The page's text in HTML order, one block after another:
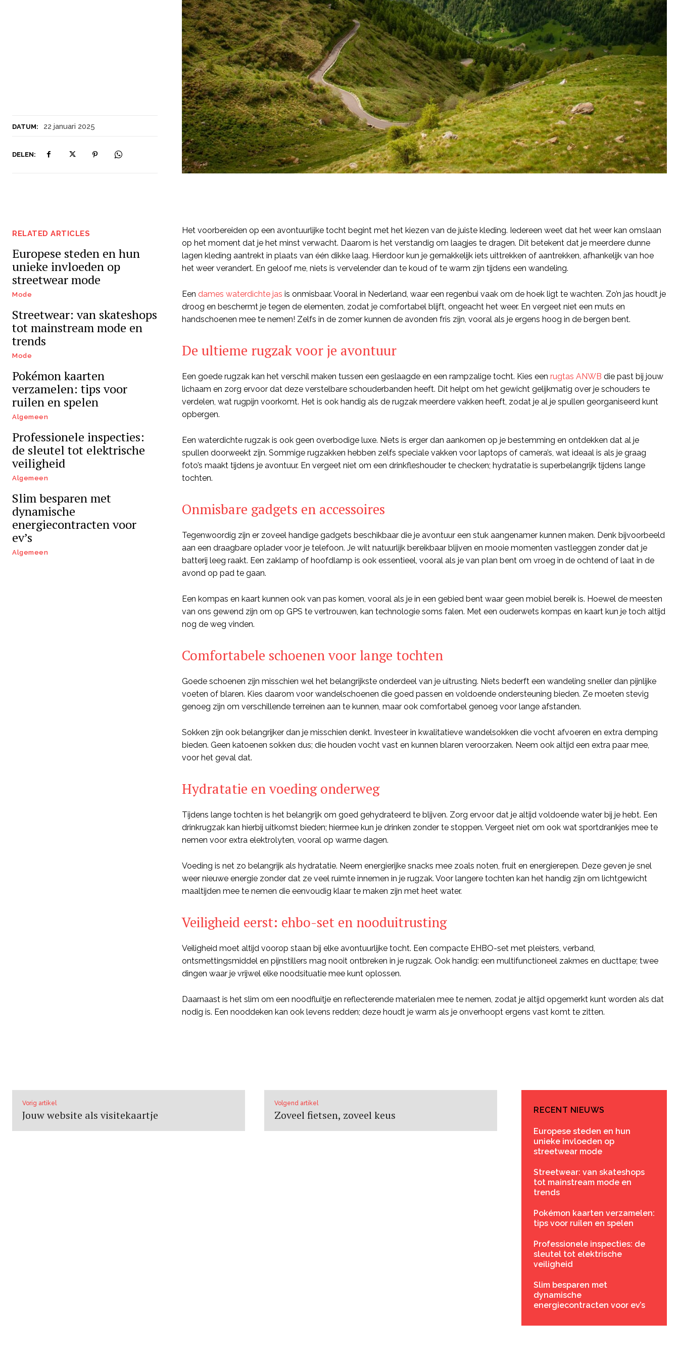
DATUM: 22 januari 2025
DELEN:
RELATED ARTICLES
Europese steden en hun
unieke invloeden op
streetwear mode
Mode
Streetwear: van skateshops
tot mainstream mode en
trends
Mode
Pokémon kaarten
verzamelen: tips voor
ruilen en spelen
Algemeen
Professionele inspecties:
de sleutel tot elektrische
veiligheid
Algemeen
Slim besparen met
dynamische
energiecontracten voor
ev’s
Algemeen
Het voorbereiden op een avontuurlijke tocht begint met het kiezen van de juiste kleding. Iedereen weet dat het weer kan omslaan
op het moment dat je het minst verwacht. Daarom is het verstandig om laagjes te dragen. Dit betekent dat je meerdere dunne
lagen kleding aantrekt in plaats van één dikke laag. Hierdoor kun je gemakkelijk iets uittrekken of aantrekken, afhankelijk van hoe
het weer verandert. En geloof me, niets is vervelender dan te koud of te warm zijn tijdens een wandeling.
Een dames waterdichte jas is onmisbaar. Vooral in Nederland, waar een regenbui vaak om de hoek ligt te wachten. Zo’n jas houdt je
droog en beschermt je tegen de elementen, zodat je comfortabel blijft, ongeacht het weer. En vergeet niet een muts en
handschoenen mee te nemen! Zelfs in de zomer kunnen de avonden fris zijn, vooral als je ergens hoog in de bergen bent.
De ultieme rugzak voor je avontuur
Een goede rugzak kan het verschil maken tussen een geslaagde en een rampzalige tocht. Kies een rugtas ANWB die past bij jouw
lichaam en zorg ervoor dat deze verstelbare schouderbanden heeft. Dit helpt om het gewicht gelijkmatig over je schouders te
verdelen, wat rugpijn voorkomt. Het is ook handig als de rugzak meerdere vakken heeft, zodat je al je spullen georganiseerd kunt
opbergen.
Een waterdichte rugzak is ook geen overbodige luxe. Niets is erger dan aankomen op je bestemming en ontdekken dat al je
spullen doorweekt zijn. Sommige rugzakken hebben zelfs speciale vakken voor laptops of camera’s, wat ideaal is als je graag
foto’s maakt tijdens je avontuur. En vergeet niet om een drinkfleshouder te checken; hydratatie is superbelangrijk tijdens lange
tochten.
Onmisbare gadgets en accessoires
Tegenwoordig zijn er zoveel handige gadgets beschikbaar die je avontuur een stuk aangenamer kunnen maken. Denk bijvoorbeeld
aan een draagbare oplader voor je telefoon. Je wilt natuurlijk bereikbaar blijven en mooie momenten vastleggen zonder dat je
batterij leeg raakt. Een zaklamp of hoofdlamp is ook essentieel, vooral als je van plan bent om vroeg in de ochtend of laat in de
avond op pad te gaan.
Een kompas en kaart kunnen ook van pas komen, vooral als je in een gebied bent waar geen mobiel bereik is. Hoewel de meesten
van ons gewend zijn om op GPS te vertrouwen, kan technologie soms falen. Met een ouderwets kompas en kaart kun je toch altijd
nog de weg vinden.
Comfortabele schoenen voor lange tochten
Goede schoenen zijn misschien wel het belangrijkste onderdeel van je uitrusting. Niets bederft een wandeling sneller dan pijnlijke
voeten of blaren. Kies daarom voor wandelschoenen die goed passen en voldoende ondersteuning bieden. Ze moeten stevig
genoeg zijn om verschillende terreinen aan te kunnen, maar ook comfortabel genoeg voor lange afstanden.
Sokken zijn ook belangrijker dan je misschien denkt. Investeer in kwalitatieve wandelsokken die vocht afvoeren en extra demping
bieden. Geen katoenen sokken dus; die houden vocht vast en kunnen blaren veroorzaken. Neem ook altijd een extra paar mee,
voor het geval dat.
Hydratatie en voeding onderweg
Tijdens lange tochten is het belangrijk om goed gehydrateerd te blijven. Zorg ervoor dat je altijd voldoende water bij je hebt. Een
drinkrugzak kan hierbij uitkomst bieden; hiermee kun je drinken zonder te stoppen. Vergeet niet om ook wat sportdrankjes mee te
nemen voor extra elektrolyten, vooral op warme dagen.
Voeding is net zo belangrijk als hydratatie. Neem energierijke snacks mee zoals noten, fruit en energierepen. Deze geven je snel
weer nieuwe energie zonder dat ze veel ruimte innemen in je rugzak. Voor langere tochten kan het handig zijn om lichtgewicht
maaltijden mee te nemen die eenvoudig klaar te maken zijn met heet water.
Veiligheid eerst: ehbo-set en nooduitrusting
Veiligheid moet altijd voorop staan bij elke avontuurlijke tocht. Een compacte EHBO-set met pleisters, verband,
ontsmettingsmiddel en pijnstillers mag nooit ontbreken in je rugzak. Ook handig: een multifunctioneel zakmes en ducttape; twee
dingen waar je vrijwel elke noodsituatie mee kunt oplossen.
Daarnaast is het slim om een noodfluitje en reflecterende materialen mee te nemen, zodat je altijd opgemerkt kunt worden als dat
nodig is. Een nooddeken kan ook levens redden; deze houdt je warm als je onverhoopt ergens vast komt te zitten.
Vorig artikel
Jouw website als visitekaartje
Volgend artikel
Zoveel fietsen, zoveel keus RECENT NIEUWS
Europese steden en hun
unieke invloeden op
streetwear mode
Streetwear: van skateshops
tot mainstream mode en
trends
Pokémon kaarten verzamelen:
tips voor ruilen en spelen
Professionele inspecties: de
sleutel tot elektrische
veiligheid
Slim besparen met
dynamische
energiecontracten voor ev’s